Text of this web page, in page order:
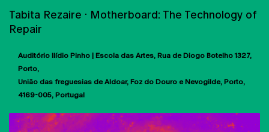
Tabita Rezaire · Motherboard: The Technology of
Repair
Auditório Ilídio Pinho | Escola das Artes Rua de Diogo Botelho 1327
Porto
União das freguesias de Aldoar, Foz do Douro e Nevogilde, Porto
4169-005 Portugal